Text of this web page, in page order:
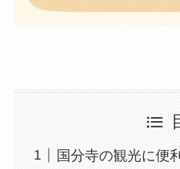
国分寺の観光に便